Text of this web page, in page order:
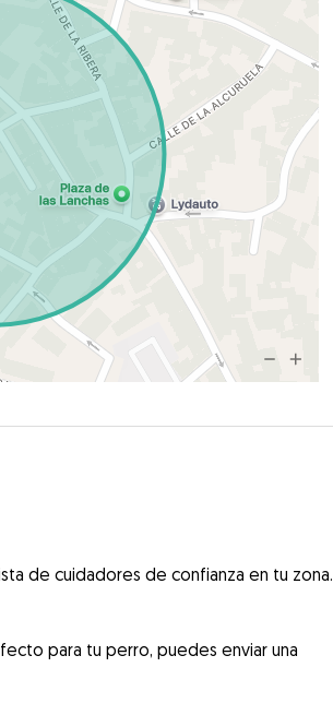
de cuidadores de confianza en tu zona.
para tu perro, puedes enviar una